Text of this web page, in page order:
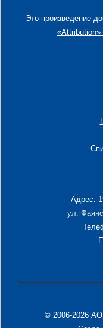
Это произведение
Адрес:
ул.
© 2006-2026